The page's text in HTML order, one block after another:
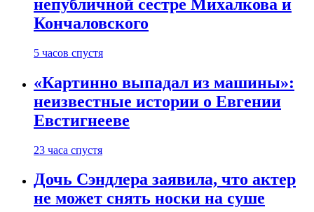
непубличной сестре Михалкова и
Кончаловского
5 часов спустя
«Картинно выпадал из машины»:
неизвестные истории о Евгении
Евстигнееве
23 часа спустя
Дочь Сэндлера заявила, что актер
не может снять носки на суше